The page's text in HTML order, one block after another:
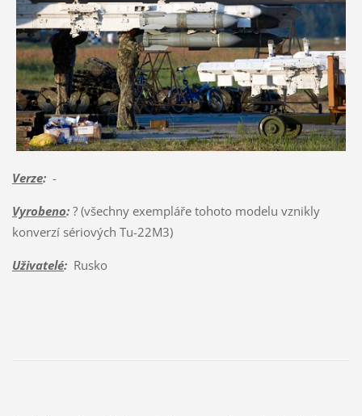
Verze:-
Vyrobeno:? (všechny exempláře tohoto modelu vznikly
konverzí sériových Tu-22M3)
Uživatelé:Rusko